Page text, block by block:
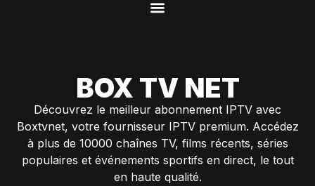
BOX TV NET
Découvrez le meilleur abonnement IPTV avec
Boxtvnet, votre fournisseur IPTV premium. Accédez
à plus de 10000 chaînes TV, films récents, séries
populaires et événements sportifs en direct, le tout
en haute qualité.